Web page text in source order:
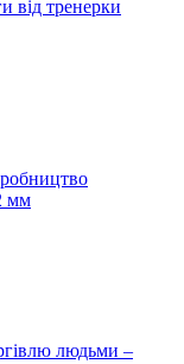
від тренерки
мм
людьми –